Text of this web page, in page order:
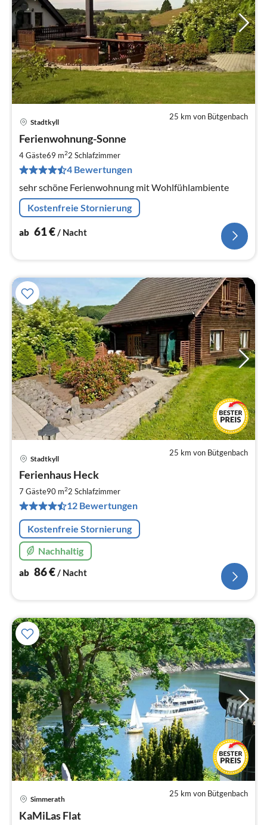
25 km von Bütgenbach
Stadtkyll
Ferienwohnung-Sonne
4 Gäste69 m22 Schlafzimmer
4 Bewertungen
sehr schöne Ferienwohnung mit Wohlfühlambiente
Kostenfreie Stornierung
ab 61€/ Nacht
25 km von Bütgenbach
Stadtkyll
Ferienhaus Heck
7 Gäste90 m22 Schlafzimmer
12 Bewertungen
Kostenfreie Stornierung
Nachhaltig
ab 86€/ Nacht
25 km von Bütgenbach
Simmerath
KaMiLas Flat